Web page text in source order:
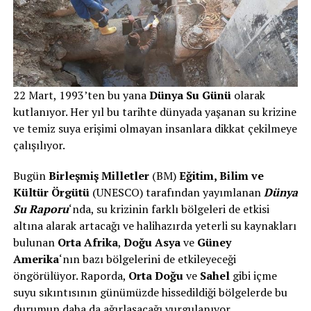
22 Mart, 1993’ten bu yanaDünya Su Günüolarak
kutlanıyor. Her yıl bu tarihte dünyada yaşanan su krizine
ve temiz suya erişimi olmayan insanlara dikkat çekilmeye
çalışılıyor.
BugünBirleşmiş Milletler(BM)Eğitim, Bilim ve
Kültür Örgütü(UNESCO) tarafından yayımlananDünya
Su Raporu‘nda, su krizinin farklı bölgeleri de etkisi
altına alarak artacağı ve halihazırda yeterli su kaynakları
bulunan Orta Afrika, Doğu AsyaveGüney
Amerika‘nın bazı bölgelerini de etkileyeceği
öngörülüyor. Raporda, Orta Doğuve Sahelgibi içme
suyu sıkıntısının günümüzde hissedildiği bölgelerde bu